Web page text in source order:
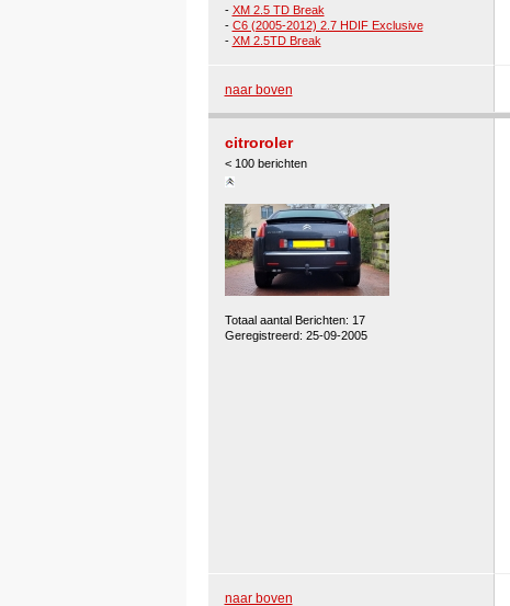
- XM 2.5 TD Break
- C6 (2005-2012) 2.7 HDIF Exclusive
- XM 2.5TD Break
naar boven
citroroler
< 100 berichten
Totaal aantal Berichten: 17
Geregistreerd: 25-09-2005
naar boven